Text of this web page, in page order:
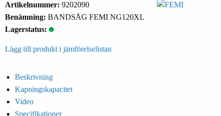
Artikelnummer: 9202090
Benämning: BANDSÅG FEMI NG120XL
Lagerstatus:
Lägg till produkt i jämförelselistan
Beskrivning
Kapningskapacitet
Video
Specifikationer